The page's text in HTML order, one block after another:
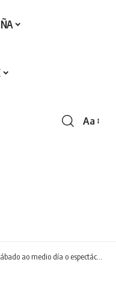
Aa
familiar de narración oral de Vero Rilo e Luis Iglesias